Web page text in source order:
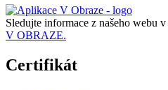
Sledujte informace z našeho webu v
V OBRAZE.
Certifikát